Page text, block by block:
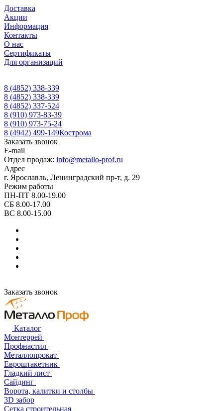
Доставка
Акции
Информация
Контакты
О нас
Сертификаты
Для организаций
8 (4852) 338-339
8 (4852) 338-339
8 (4852) 337-524
8 (910) 973-83-39
8 (910) 973-75-24
8 (4942) 499-149Кострома
Заказать звонок
E-mail
Отдел продаж: info@metallo-prof.ru
Адрес
г. Ярославль, Ленинградский пр-т, д. 29
Режим работы
ПН-ПТ 8.00-19.00
СБ 8.00-17.00
ВС 8.00-15.00
Заказать звонок
Каталог
Монтеррей
Профнастил
Металлопрокат
Евроштакетник
Гладкий лист
Сайдинг
Ворота, калитки и столбы
3D забор
Сетка строительная